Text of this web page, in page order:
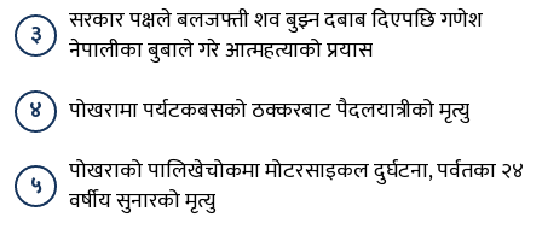
३
सरकार पक्षले बलजफ्ती शव बुझ्न दबाब दिएपछि गणेश
नेपालीका बुबाले गरे आत्महत्याको प्रयास
४
पोखरामा पर्यटकबसको ठक्करबाट पैदलयात्रीको मृत्यु
५
पोखराको पालिखेचोकमा मोटरसाइकल दुर्घटना, पर्वतका २४
वर्षीय सुनारको मृत्यु